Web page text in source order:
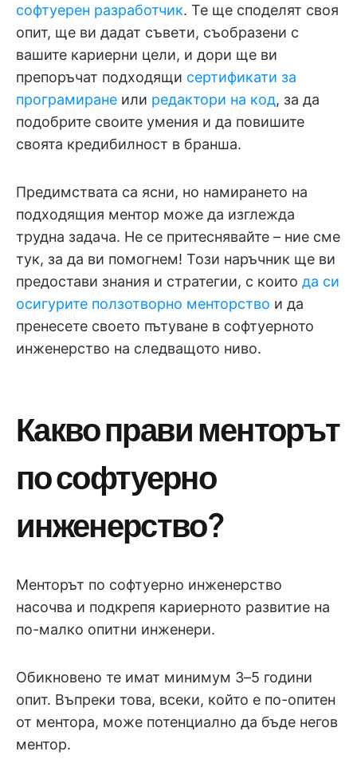
софтуерен разработчик. Те ще споделят своя
опит, ще ви дадат съвети, съобразени с
вашите кариерни цели, и дори ще ви
препоръчат подходящи сертификати за
програмиране или редактори на код, за да
подобрите своите умения и да повишите
своята кредибилност в бранша.
Предимствата са ясни, но намирането на
подходящия ментор може да изглежда
трудна задача. Не се притеснявайте – ние сме
тук, за да ви помогнем! Този наръчник ще ви
предостави знания и стратегии, с които да си
осигурите ползотворно менторство и да
пренесете своето пътуване в софтуерното
инженерство на следващото ниво.
Какво прави менторът
по софтуерно
инженерство?
Менторът по софтуерно инженерство
насочва и подкрепя кариерното развитие на
по-малко опитни инженери.
Обикновено те имат минимум 3–5 години
опит. Въпреки това, всеки, който е по-опитен
от ментора, може потенциално да бъде негов
ментор.